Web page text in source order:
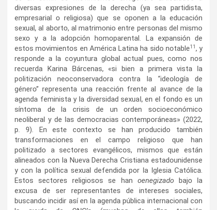
diversas expresiones de la derecha (ya sea partidista,
empresarial o religiosa) que se oponen a la educación
sexual, al aborto, al matrimonio entre personas del mismo
sexo y a la adopción homoparental. La expansión de
estos movimientos en América Latina ha sido notable11, y
responde a la coyuntura global actual pues, como nos
recuerda Karina Bárcenas, «si bien a primera vista la
politización neoconservadora contra la “ideología de
género” representa una reacción frente al avance de la
agenda feminista y la diversidad sexual, en el fondo es un
síntoma de la crisis de un orden socioeconómico
neoliberal y de las democracias contemporáneas» (2022,
p. 9). En este contexto se han producido también
transformaciones en el campo religioso que han
politizado a sectores evangélicos, mismos que están
alineados con la Nueva Derecha Cristiana estadounidense
y con la política sexual defendida por la Iglesia Católica.
Estos sectores religiosos se han oenegizadobajo la
excusa de ser representantes de intereses sociales,
buscando incidir así en la agenda pública internacional con